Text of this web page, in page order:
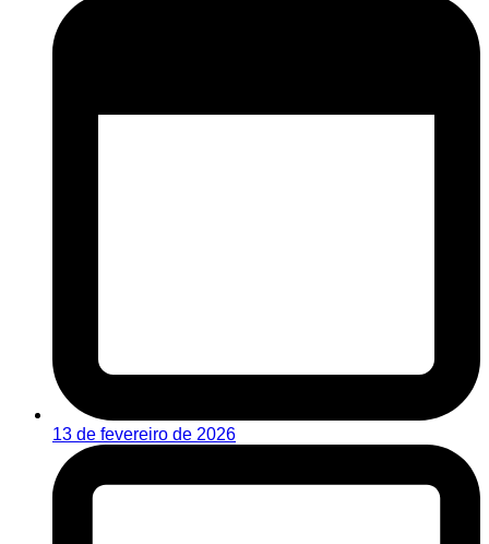
13 de fevereiro de 2026